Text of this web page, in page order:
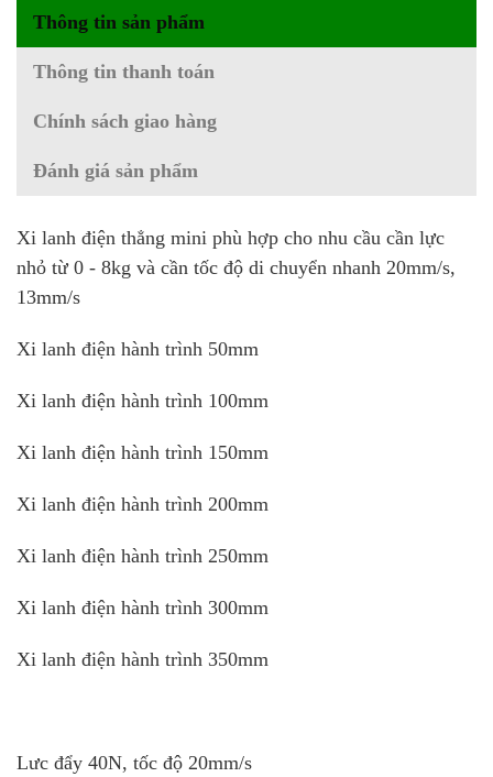
Thông tin sản phẩm
Thông tin thanh toán
Chính sách giao hàng
Đánh giá sản phẩm
Xi lanh điện thẳng mini phù hợp cho nhu cầu cần lực
nhỏ từ 0 - 8kg và cần tốc độ di chuyển nhanh 20mm/s,
13mm/s
Xi lanh điện hành trình 50mm
Xi lanh điện hành trình 100mm
Xi lanh điện hành trình 150mm
Xi lanh điện hành trình 200mm
Xi lanh điện hành trình 250mm
Xi lanh điện hành trình 300mm
Xi lanh điện hành trình 350mm
Lưc đẩy 40N, tốc độ 20mm/s